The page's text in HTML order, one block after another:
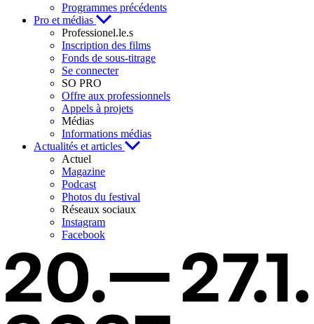
Programmes précédents
Pro et médias
Professionel.le.s
Inscription des films
Fonds de sous-titrage
Se connecter
SO PRO
Offre aux professionnels
Appels à projets
Médias
Informations médias
Actualités et articles
Actuel
Magazine
Podcast
Photos du festival
Réseaux sociaux
Instagram
Facebook